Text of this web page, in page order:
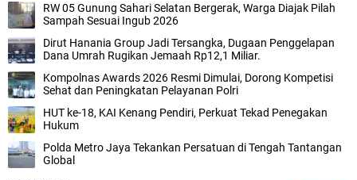
‎RW 05 Gunung Sahari Selatan Bergerak, Warga Diajak Pilah
Sampah Sesuai Ingub 2026
Dirut Hanania Group Jadi Tersangka, Dugaan Penggelapan
Dana Umrah Rugikan Jemaah Rp12,1 Miliar.‎
Kompolnas Awards 2026 Resmi Dimulai, Dorong Kompetisi
Sehat dan Peningkatan Pelayanan Polri‎‎
HUT ke-18, KAI Kenang Pendiri, Perkuat Tekad Penegakan
Hukum
Polda Metro Jaya Tekankan Persatuan di Tengah Tantangan
Global‎